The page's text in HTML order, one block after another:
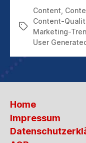
Schlagwörter
Content
Content-
Marketing-
User
Home
Impressum